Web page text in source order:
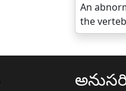
An
the